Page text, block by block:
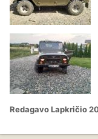
RedagavoLapkričio